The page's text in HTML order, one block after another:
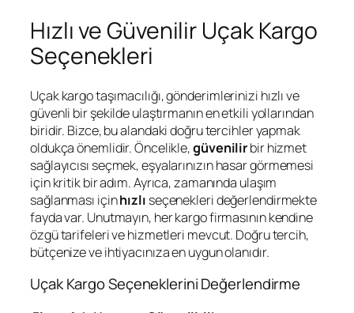
Hızlı ve Güvenilir Uçak Kargo
Seçenekleri
Uçak kargo taşımacılığı, gönderimlerinizi hızlı ve
güvenli bir şekilde ulaştırmanın en etkili yollarından
biridir. Bizce, bu alandaki doğru tercihler yapmak
oldukça önemlidir. Öncelikle,güvenilirbir hizmet
sağlayıcısı seçmek, eşyalarınızın hasar görmemesi
için kritik bir adım. Ayrıca, zamanında ulaşım
sağlanması içinhızlı seçenekleri değerlendirmekte
fayda var. Unutmayın, her kargo firmasının kendine
özgü tarifeleri ve hizmetleri mevcut. Doğru tercih,
bütçenize ve ihtiyacınıza en uygun olanıdır.
Uçak Kargo Seçeneklerini Değerlendirme